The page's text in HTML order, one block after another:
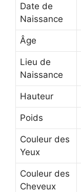
Date de
Naissance
Âge
Lieu de
Naissance
Hauteur
Poids
Couleur des
Yeux
Couleur des
Cheveux